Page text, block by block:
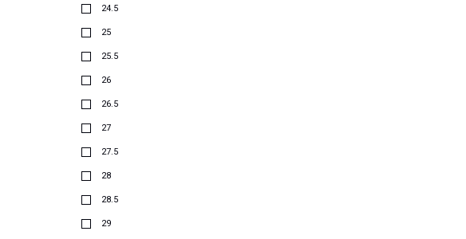
24.5
25
25.5
26
26.5
27
27.5
28
28.5
29